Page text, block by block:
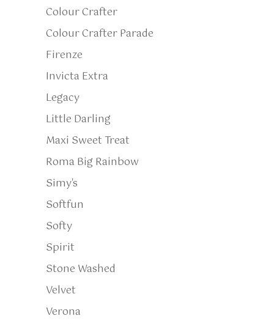
Colour Crafter
Colour Crafter Parade
Firenze
Invicta Extra
Legacy
Little Darling
Maxi Sweet Treat
Roma Big Rainbow
Simy's
Softfun
Softy
Spirit
Stone Washed
Velvet
Verona